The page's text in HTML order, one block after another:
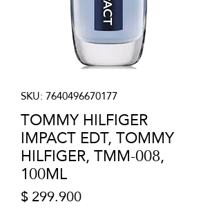
SKU: 7640496670177
TOMMY HILFIGER
IMPACT EDT, TOMMY
HILFIGER, TMM-008,
100ML
$ 299.900Precio